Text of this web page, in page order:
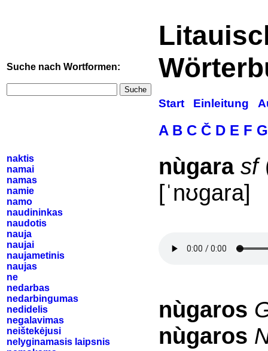
Suche nach Wortformen:
Suche
Start Einleitung
A B C Č D E F G
naktis
namai
namas
namie
namo
naudininkas
naudotis
nauja
naujai
naujametinis
naujas
ne
nedarbas
nedarbingumas
nedidelis
negalavimas
neištekėjusi
nelyginamasis laipsnis
nùgara sf
[ˈnʊgara]
nùgaros
nùgaros